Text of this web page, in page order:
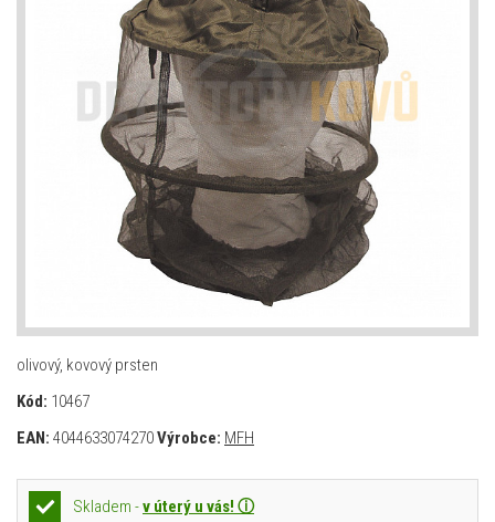
olivový, kovový prsten
Kód: 10467
EAN: 4044633074270Výrobce: MFH
Skladem -v úterý u vás! ⓘ